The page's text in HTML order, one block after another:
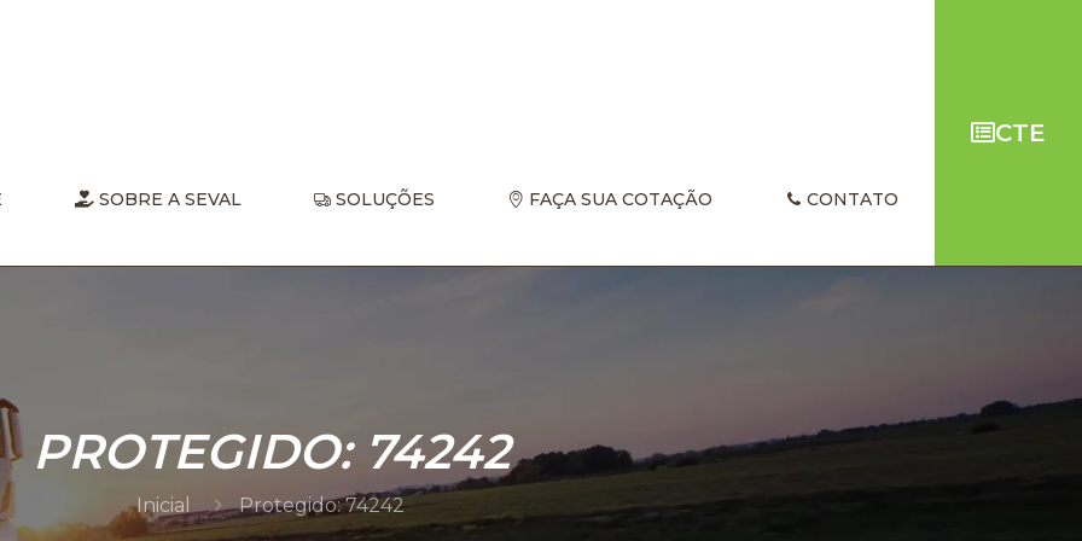
SOBRE A SEVAL SOLUÇÕES FAÇA SUA COTAÇÃO CONTATO
CTE
PROTEGIDO: 74242
Inicial Protegido: 74242